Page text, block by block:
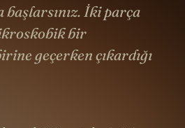
başlarsınız. İki parça
bir
geçerken çıkardığı